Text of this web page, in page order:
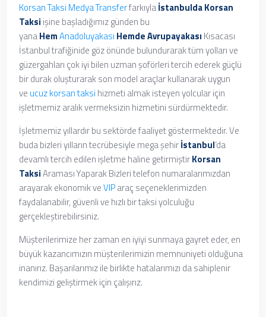
Korsan Taksi Medya Transferfarkıylaİstanbulda Korsan
Taksi işine başladığımız günden bu
yanaHemAnadoluyakası HemdeAvrupayakası Kısacası
İstanbul trafiğinide göz önünde bulundurarak tüm yolları ve
güzergahları çok iyi bilen uzman şoförleri tercih ederek güçlü
bir durak oluşturarak son model araçlar kullanarak uygun
ve ucuz korsan taksi hizmeti almak isteyen yolcular için
işletmemiz aralık vermeksizin hizmetini sürdürmektedir.
İşletmemiz yıllardır bu sektörde faaliyet göstermektedir. Ve
buda bizleri yılların tecrübesiyle mega şehirİstanbul‘da
devamlı tercih edilen işletme haline getirmiştirKorsan
TaksiAraması YaparakBizleri telefon numaralarımızdan
arayarak ekonomik veVIParaç seçeneklerimizden
faydalanabilir, güvenli ve hızlı bir taksi yolculuğu
gerçekleştirebilirsiniz.
Müşterilerimize her zaman en iyiyi sunmaya gayret eder, en
büyük kazancımızın müşterilerimizin memnuniyeti olduğuna
inanırız. Başarılarımız ile birlikte hatalarımızı da sahiplenir
kendimizi geliştirmek için çalışırız.